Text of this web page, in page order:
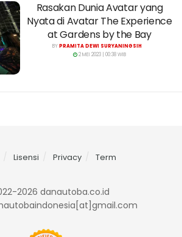
Rasakan Dunia Avatar yang
Nyata di Avatar The Experience
at Gardens by the Bay
BYPRAMITA DEWI SURYANINGSIH
2 MEI 2023 | 00:38 WIB
Lisensi Privacy Term
2026 danautoba.co.id